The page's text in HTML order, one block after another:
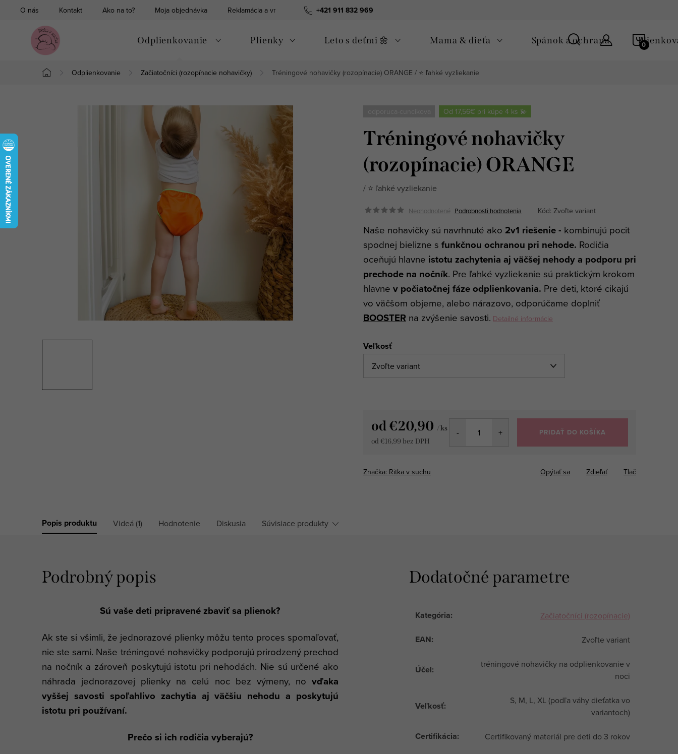
+421 911 832 969
O nás Kontakt Ako na to? Moja objednávka Reklamácia a vrátenie tovaru Všeobecné obchodné podmienky
KOŠÍK
Odplienkovanie Plienky Leto s deťmi 🌼 Mama & dieťa Spánok a ochrana
Domov
Odplienkovanie Začiatočníci (rozopínacie nohavičky) Tréningové nohavičky (rozopínacie) ORANGE / ⭐️ ľahké vyzliekanie
Od 17,56€ pri kúpe 4 ks 💫
Tréningové nohavičky
(rozopínacie) ORANGE
/ ⭐️ ľahké vyzliekanie
Neohodnotené Podrobnosti hodnotenia Kód: Zvoľte variant
Naše nohavičky sú navrhnuté ako 2v1 riešenie - kombinujú pocit
spodnej bielizne s funkčnou ochranou pri nehode. Rodičia
oceňujú hlavne istotu zachytenia aj väčšej nehody a podporu pri
prechode na nočník. Pre ľahké vyzliekanie sú praktickým krokom
hlavne v počiatočnej fáze odplienkovania. Pre deti, ktoré cikajú
vo väčšom objeme, alebo nárazovo, odporúčame doplniť
BOOSTER na zvýšenie savosti. Detailné informácie
Veľkosť
od€20,90 / ks
od €16,99 bez DPH
PRIDAŤ DO KOŠÍKA
Značka: Ritka v suchu Tlač
Opýtať sa Zdieľať
Popis produktu Videá (1) Hodnotenie Diskusia Súvisiace produkty
Podrobný popis
Sú vaše deti pripravené zbaviť sa plienok?
Ak ste si všimli, že jednorazové plienky môžu tento proces spomaľovať,
nie ste sami. Naše tréningové nohavičky podporujú prirodzený prechod
na nočník a zároveň poskytujú istotu pri nehodách. Nie sú určené ako
náhrada jednorazovej plienky na celú noc bez výmeny, no vďaka
vyššej savosti spoľahlivo zachytia aj väčšiu nehodu a poskytujú
istotu pri používaní.
Prečo si ich rodičia vyberajú?
Dodatočné parametre
Kategória: Začiatočníci (rozopínacie)
EAN: Zvoľte variant
Účel:
tréningové nohavičky na odplienkovanie v
noci
Veľkosť:
S, M, L, XL (podľa váhy dieťatka vo
variantoch)
Certifikácia: Certifikovaný materiál pre deti do 3 rokov